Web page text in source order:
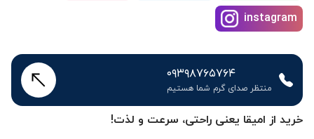
خرید از امیقا یعنی راحتی، سرعت و لذت!
instagram
۰۹۳۹۸۷۶۵۷۶۴
منتظر صدای گرم شما هستیم